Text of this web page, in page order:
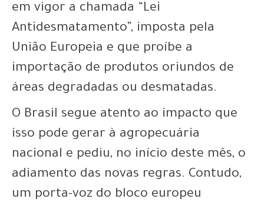
em vigor a chamada “Lei
Antidesmatamento”, imposta pela
União Europeia e que proíbe a
importação de produtos oriundos de
áreas degradadas ou desmatadas.
O Brasil segue atento ao impacto que
isso pode gerar à agropecuária
nacional e pediu, no início deste mês, o
adiamento das novas regras. Contudo,
um porta-voz do bloco europeu